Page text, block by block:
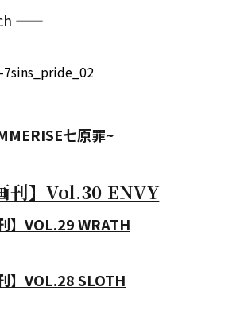
——
七原罪~
刊】Vol.30 ENVY
】VOL.29 WRATH
】VOL.28 SLOTH